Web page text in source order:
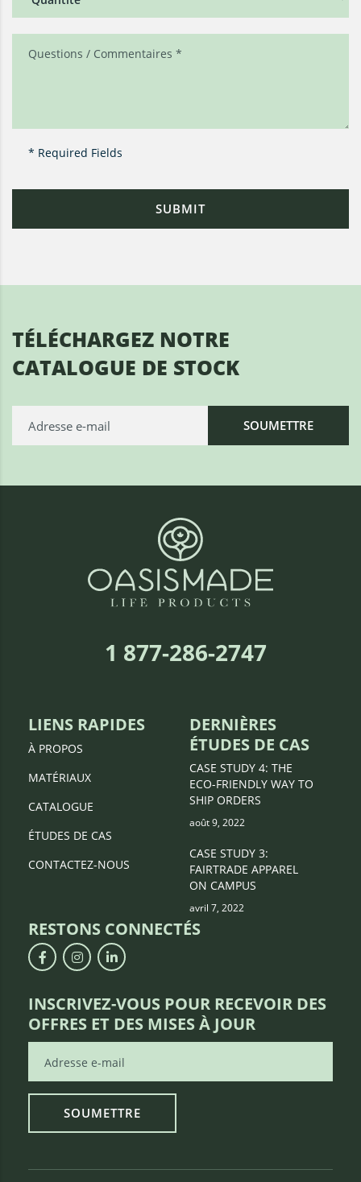
* Required Fields
TÉLÉCHARGEZ NOTRE
CATALOGUE DE STOCK
1 877-286-2747
LIENS RAPIDES
À PROPOS
MATÉRIAUX
CATALOGUE
ÉTUDES DE CAS
CONTACTEZ-NOUS
DERNIÈRES
ÉTUDES DE CAS
CASE STUDY 4: THE
ECO-FRIENDLY WAY TO
SHIP ORDERS
août 9, 2022
CASE STUDY 3:
FAIRTRADE APPAREL
ON CAMPUS
avril 7, 2022
RESTONS CONNECTÉS
INSCRIVEZ-VOUS POUR RECEVOIR DES
OFFRES ET DES MISES À JOUR